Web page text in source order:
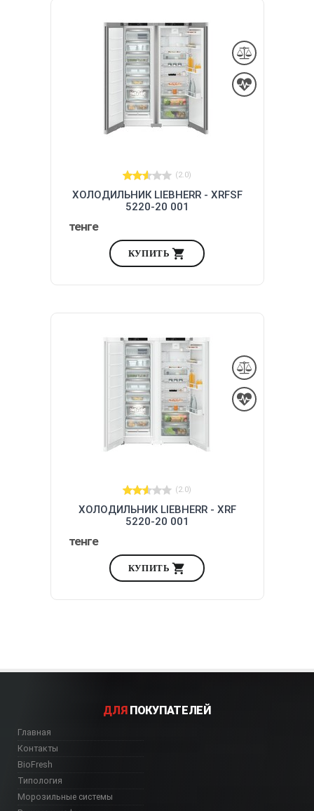
(2.0)
ХОЛОДИЛЬНИК LIEBHERR - XRFSF
5220-20 001
тенге
КУПИТЬ
(2.0)
ХОЛОДИЛЬНИК LIEBHERR - XRF
5220-20 001
тенге
КУПИТЬ
ДЛЯПОКУПАТЕЛЕЙ
Главная
Контакты
BioFresh
Типология
Морозильные системы